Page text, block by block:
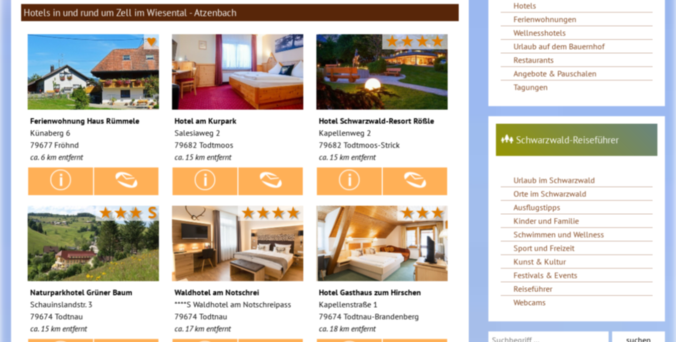
Hotels in und rund um Zell im Wiesental - Atzenbach
♥
Ferienwohnung Haus Rümmele
Künaberg 6
79677 Fröhnd
ca. 6 km entfernt
Hotel am Kurpark
Salesiaweg 2
79682 Todtmoos
ca. 15 km entfernt
★★★★
Hotel Schwarzwald-Resort Rößle
Kapellenweg 2
79682 Todtmoos-Strick
ca. 15 km entfernt
★★★S
Naturparkhotel Grüner Baum
Schauinslandstr. 3
79674 Todtnau
ca. 15 km entfernt
★★★★
Waldhotel am Notschrei
****S Waldhotel am Notschreipass
79674 Todtnau
ca. 17 km entfernt
★★★
Hotel Gasthaus zum Hirschen
Kapellenstraße 1
79674 Todtnau-Brandenberg
ca. 18 km entfernt
Hotels
Ferienwohnungen
Wellnesshotels
Urlaub auf dem Bauernhof
Restaurants
Angebote & Pauschalen
Tagungen
Schwarzwald-Reiseführer
Urlaub im Schwarzwald
Orte im Schwarzwald
Ausflugstipps
Kinder und Familie
Schwimmen und Wellness
Sport und Freizeit
Kunst & Kultur
Festivals & Events
Reiseführer
Webcams